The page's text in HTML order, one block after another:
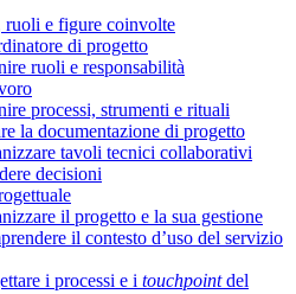
ruoli e figure coinvolte
di progetto
ruoli e responsabilità
processi, strumenti e rituali
la documentazione di progetto
tavoli tecnici collaborativi
decisioni
il progetto e la sua gestione
il contesto d’uso del servizio
i processi e i touchpointdel